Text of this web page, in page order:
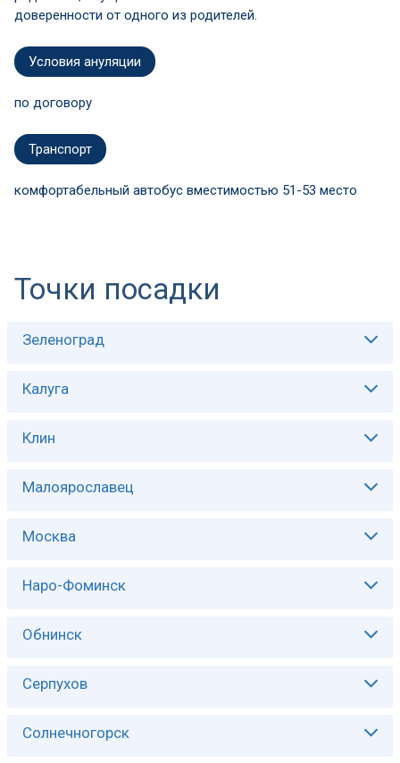
доверенности от одного из родителей.
Условия ануляции
по договору
Транспорт
комфортабельный автобус вместимостью 51-53 место
Точки посадки
Зеленоград
Калуга
Клин
Малоярославец
Москва
Наро-Фоминск
Обнинск
Серпухов
Солнечногорск